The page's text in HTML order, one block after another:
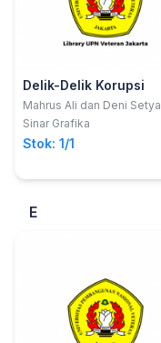
Delik-Delik Korupsi
Mahrus Ali dan Deni Setya
Bagus Yuherawa
Sinar Grafika
Stok: 1/1
E